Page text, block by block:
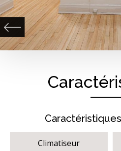
Climatiseur